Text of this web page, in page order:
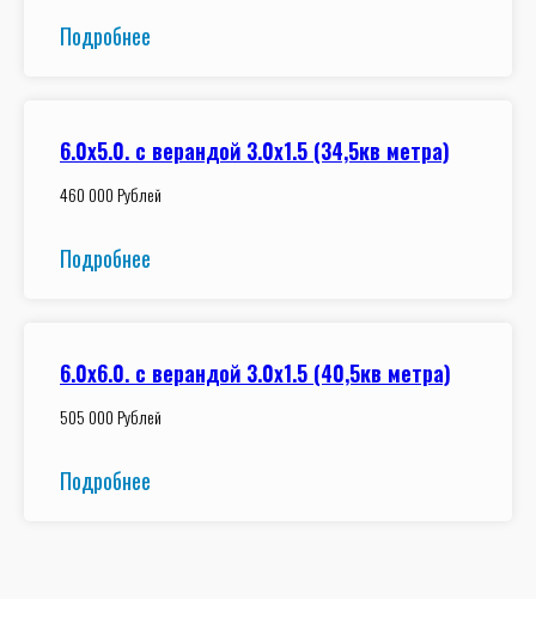
Подробнее
6.0x5.0. с верандой 3.0х1.5 (34,5кв метра)
460 000 Рублей
Подробнее
6.0x6.0. с верандой 3.0х1.5 (40,5кв метра)
505 000 Рублей
Подробнее